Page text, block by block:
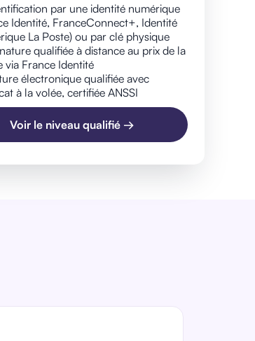
par une identité numérique
Identité, FranceConnect+, Identité
La Poste) ou par clé physique
qualifiée à distance au prix de la
via France Identité
électronique qualifiée avec
à la volée, certifiée ANSSI
Voir le niveau qualifié →